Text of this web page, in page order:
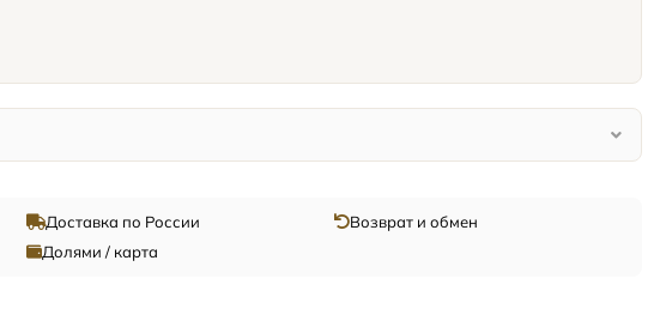
Доставка по России
Возврат и обмен
Долями / карта